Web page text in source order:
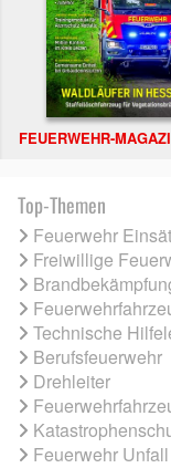
FEUERWEHR-
Top-Themen
Feuerwehr
Freiwillige
Technische
Berufsfeuerwehr
Drehleiter
Feuerwehr Unfall